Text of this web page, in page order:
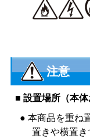
注意
■ 設置場所（本体
● 本商品を重ね
置きや横置き